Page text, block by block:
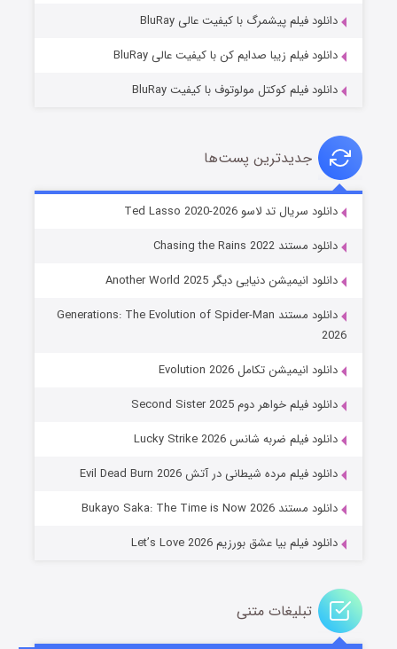
خاندان اژدها فصل ۳
جادوگری در مغولستان
دانلود فیلم پیشمرگ با کیفیت عالی BluRay
دانلود فیلم زیبا صدایم کن با کیفیت عالی BluRay
دانلود فیلم کوکتل مولوتوف با کیفیت BluRay
جدیدترین پست‌ها
دانلود سریال تد لاسو Ted Lasso 2020-2026
دانلود مستند Chasing the Rains 2022
دانلود انیمیشن دنیایی دیگر Another World 2025
دانلود مستند Generations: The Evolution of Spider-Man
2026
دانلود انیمیشن تکامل Evolution 2026
دانلود فیلم خواهر دوم Second Sister 2025
دانلود فیلم ضربه شانس Lucky Strike 2026
دانلود فیلم مرده شیطانی در آتش Evil Dead Burn 2026
دانلود مستند Bukayo Saka: The Time is Now 2026
دانلود فیلم بیا عشق بورزیم Let’s Love 2026
تبلیغات متنی